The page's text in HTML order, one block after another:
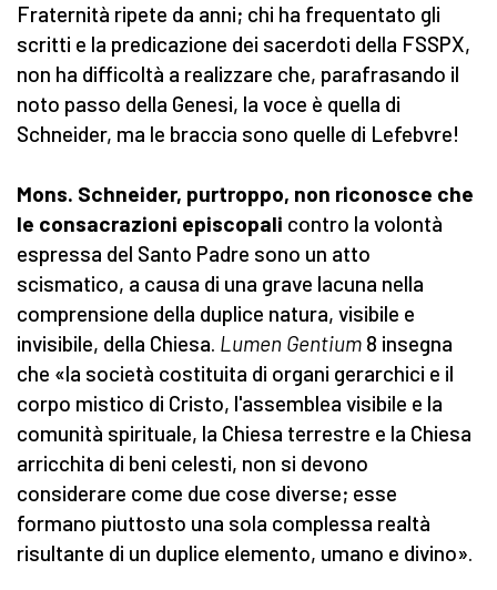
Fraternità ripete da anni; chi ha frequentato gli
scritti e la predicazione dei sacerdoti della FSSPX,
non ha difficoltà a realizzare che, parafrasando il
noto passo della Genesi, la voce è quella di
Schneider, ma le braccia sono quelle di Lefebvre!
Mons. Schneider, purtroppo, non riconosce che
le consacrazioni episcopali contro la volontà
espressa del Santo Padre sono un atto
scismatico, a causa di una grave lacuna nella
comprensione della duplice natura, visibile e
invisibile, della Chiesa. Lumen Gentium 8 insegna
che «la società costituita di organi gerarchici e il
corpo mistico di Cristo, l'assemblea visibile e la
comunità spirituale, la Chiesa terrestre e la Chiesa
arricchita di beni celesti, non si devono
considerare come due cose diverse; esse
formano piuttosto una sola complessa realtà
risultante di un duplice elemento, umano e divino».